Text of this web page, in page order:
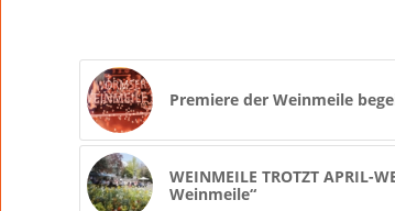
Premiere der Weinmeile
WEINMEILE TROTZT APRIL-
Weinmeile“